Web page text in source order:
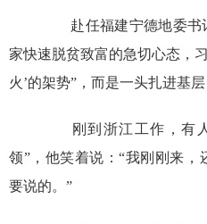
赴任福建宁德地委书
家快速脱贫致富的急切心态，
火’的架势”，而是一头扎进基
刚到浙江工作，有人
领”，他笑着说：“我刚刚来
要说的。”